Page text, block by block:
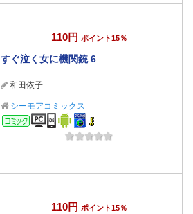
110円 ポイント15％
すぐ泣く女に機関銃 6
和田依子
シーモアコミックス
コミック
110円 ポイント15％